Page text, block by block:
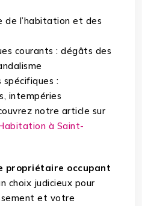
de l’habitation et des
courants : dégâts des
spécifiques :
intempéries
notre article sur
à Saint-
propriétaire occupant
choix judicieux pour
et votre